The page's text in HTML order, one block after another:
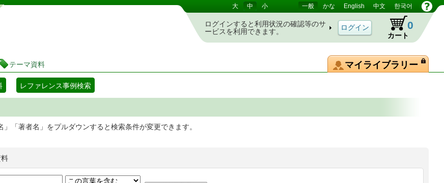
静岡県立図書館 蔵書検索・予約システム 大 中 小 一般 かな English 中文 한국어
ログインすると利用状況の確認等のサ
ービスを利用できます。
カート
0
テーマ資料 マイライブラリー
レファレンス事例検索
「著者名」をプルダウンすると検索条件が変更できます。